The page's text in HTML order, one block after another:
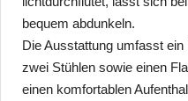
bequem abdunkeln.
Die Ausstattung umfasst
zwei Stühlen sowie einen
einen komfortablen